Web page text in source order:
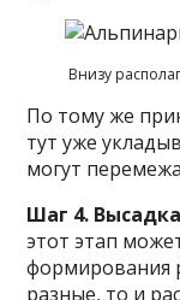
Внизу
По тому же
тут уже
могут
Шаг 4.
этот этап
формирования
разные, то и